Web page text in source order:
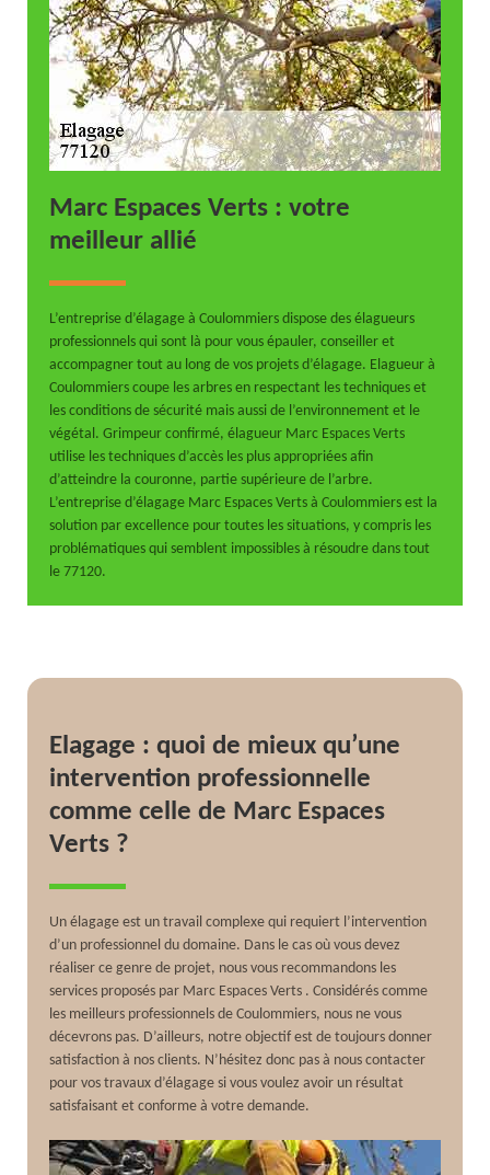
Marc Espaces Verts : votre
meilleur allié
L’entreprise d’élagage à Coulommiers dispose des élagueurs
professionnels qui sont là pour vous épauler, conseiller et
accompagner tout au long de vos projets d’élagage. Elagueur à
Coulommiers coupe les arbres en respectant les techniques et
les conditions de sécurité mais aussi de l’environnement et le
végétal. Grimpeur confirmé, élagueur Marc Espaces Verts
utilise les techniques d’accès les plus appropriées afin
d’atteindre la couronne, partie supérieure de l’arbre.
L’entreprise d’élagage Marc Espaces Verts à Coulommiers est la
solution par excellence pour toutes les situations, y compris les
problématiques qui semblent impossibles à résoudre dans tout
le 77120.
Elagage : quoi de mieux qu’une
intervention professionnelle
comme celle de Marc Espaces
Verts ?
Un élagage est un travail complexe qui requiert l’intervention
d’un professionnel du domaine. Dans le cas où vous devez
réaliser ce genre de projet, nous vous recommandons les
services proposés par Marc Espaces Verts . Considérés comme
les meilleurs professionnels de Coulommiers, nous ne vous
décevrons pas. D’ailleurs, notre objectif est de toujours donner
satisfaction à nos clients. N’hésitez donc pas à nous contacter
pour vos travaux d’élagage si vous voulez avoir un résultat
satisfaisant et conforme à votre demande.